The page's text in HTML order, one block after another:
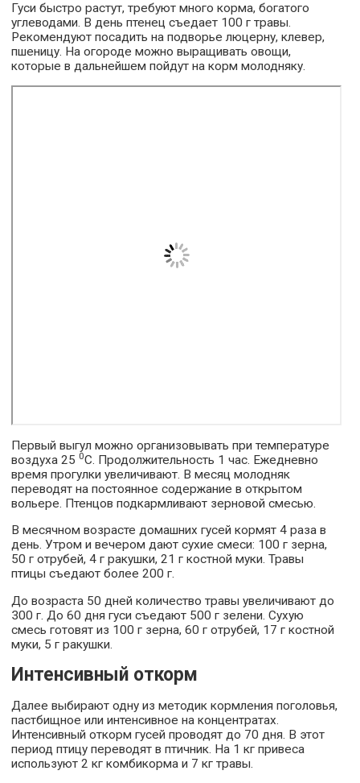
Гуси быстро растут, требуют много корма, богатого
углеводами. В день птенец съедает 100 г травы.
Рекомендуют посадить на подворье люцерну, клевер,
пшеницу. На огороде можно выращивать овощи,
которые в дальнейшем пойдут на корм молодняку.
Первый выгул можно организовывать при температуре
воздуха 25 0С. Продолжительность 1 час. Ежедневно
время прогулки увеличивают. В месяц молодняк
переводят на постоянное содержание в открытом
вольере. Птенцов подкармливают зерновой смесью.
В месячном возрасте домашних гусей кормят 4 раза в
день. Утром и вечером дают сухие смеси: 100 г зерна,
50 г отрубей, 4 г ракушки, 21 г костной муки. Травы
птицы съедают более 200 г.
До возраста 50 дней количество травы увеличивают до
300 г. До 60 дня гуси съедают 500 г зелени. Сухую
смесь готовят из 100 г зерна, 60 г отрубей, 17 г костной
муки, 5 г ракушки.
Интенсивный откорм
Далее выбирают одну из методик кормления поголовья,
пастбищное или интенсивное на концентратах.
Интенсивный откорм гусей проводят до 70 дня. В этот
период птицу переводят в птичник. На 1 кг привеса
используют 2 кг комбикорма и 7 кг травы.